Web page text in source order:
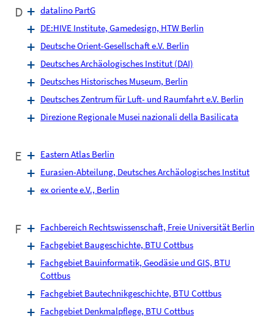
D
datalino PartG
DE:HIVE Institute, Game­design, HTW Berlin
Deutsche Orient-Gesellschaft e.V. Berlin
Deutsches Archäologisches Institut (DAI)
Deutsches Historisches Museum, Berlin
Deutsches Zentrum für Luft- und Raumfahrt e.V. Berlin
Direzione Regionale Musei nazionali della Basilicata
E
Eastern Atlas Berlin
Eurasien-Abteilung, Deutsches Archäologisches Institut
ex oriente e.V., Berlin
F
Fachbereich Rechtswissenschaft, Freie Universität Berlin
Fachgebiet Baugeschichte, BTU Cottbus
Fachgebiet Bauinformatik, Geodäsie und GIS, BTU
Cottbus
Fachgebiet Bautechnikgeschichte, BTU Cottbus
Fachgebiet Denkmalpflege, BTU Cottbus